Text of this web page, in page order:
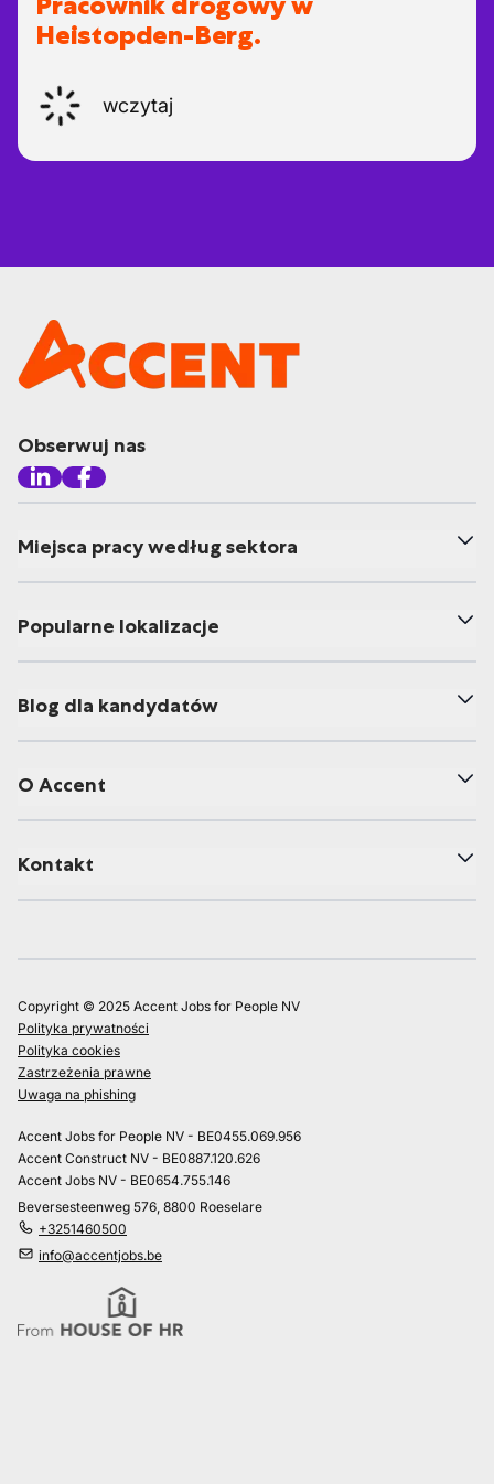
Heistopden-Berg.
wczytaj
Obserwuj nas
Miejsca pracy według sektora
Popularne lokalizacje
Blog dla kandydatów
O Accent
Kontakt
Copyright © 2025 Accent Jobs for People NV
Polityka prywatności
Polityka cookies
Zastrzeżenia prawne
Uwaga na phishing
Accent Jobs for People NV - BE0455.069.956
Accent Construct NV - BE0887.120.626
Accent Jobs NV - BE0654.755.146
Beversesteenweg 576, 8800 Roeselare
+3251460500
info@accentjobs.be